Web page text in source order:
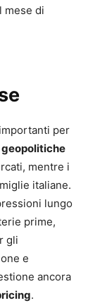
mese di
per
mentre i
italiane.
lungo
prime,
gli
e
ancora
.